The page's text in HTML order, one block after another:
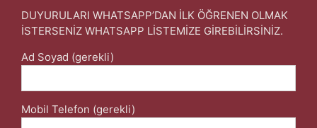
DUYURULARI WHATSAPP’DAN İLK ÖĞRENEN OLMAK
İSTERSENİZ WHATSAPP LİSTEMİZE GİREBİLİRSİNİZ.
Ad Soyad (gerekli)
Mobil Telefon (gerekli)